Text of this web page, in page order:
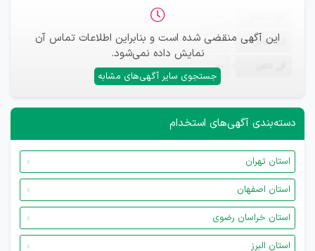
این آگهی منقضی شده است و بنابراین اطلاعات تماس آن
نمایش داده نمی‌شود.
جستجوی سایر آگهی‌های مشابه
ایمیل —
—
دسته‌بندی آگهی‌های استخدام
استان تهران
استان اصفهان
استان خراسان رضوی
استان البرز